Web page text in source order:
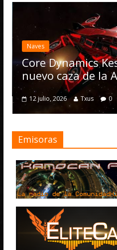
Kestrel Mk II: El
la Armada Federal
0
Emisoras